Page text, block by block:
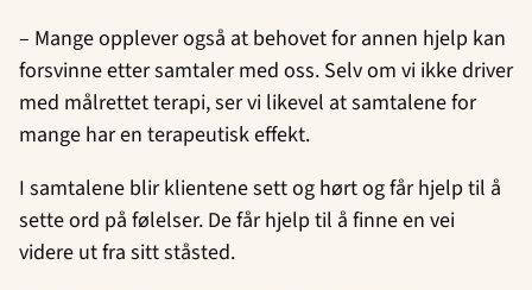
– Mange opplever også at behovet for annen hjelp kan
forsvinne etter samtaler med oss. Selv om vi ikke driver
med målrettet terapi, ser vi likevel at samtalene for
mange har en terapeutisk effekt.
I samtalene blir klientene sett og hørt og får hjelp til å
sette ord på følelser. De får hjelp til å finne en vei
videre ut fra sitt ståsted.